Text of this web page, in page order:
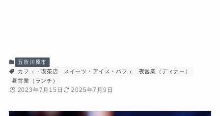
五所川原市
カフェ・喫茶店
スイーツ・アイス・パフェ
夜営業（ディナー）
昼営業（ランチ）
2023年7月15日 2025年7月9日